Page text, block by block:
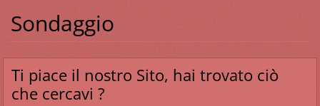
Sondaggio
Ti piace il nostro Sito, hai trovato ciò
che cercavi ?